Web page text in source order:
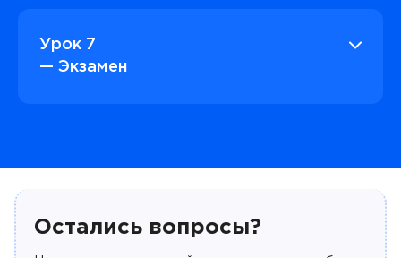
Урок 7
— Экзамен
Остались вопросы?